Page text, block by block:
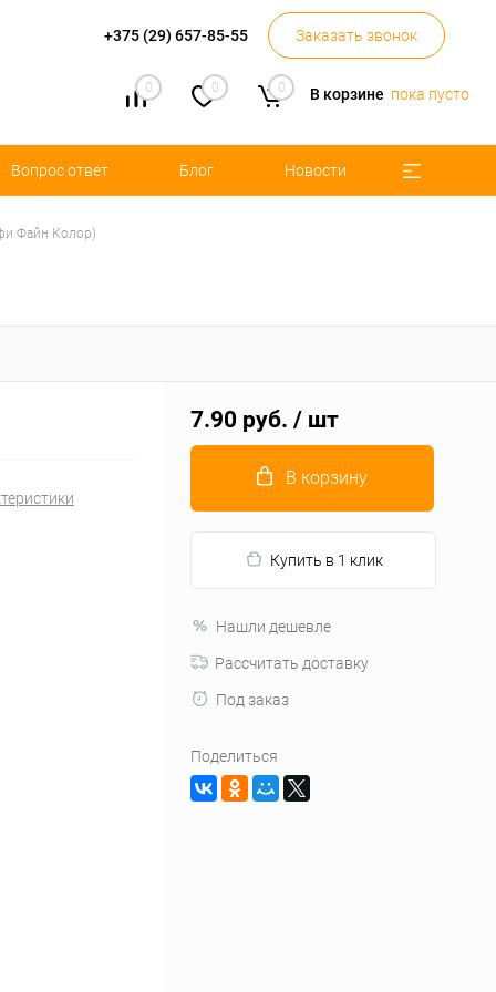
+375 (29) 657-85-55 Заказать звонок
0 0 0 В корзине пока пусто
Вопрос ответ Блог Новости
Файн Колор)
7.90 руб. / шт
В корзину
Купить в 1 клик
Нашли дешевле
Рассчитать доставку
Под заказ
Поделиться